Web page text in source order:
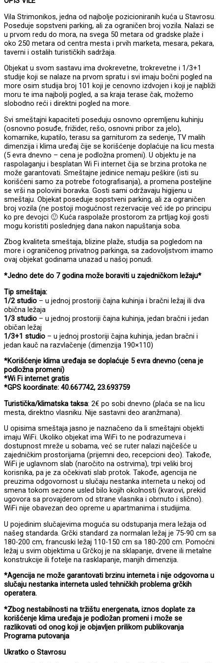
Vila Strimonikos, jedna od najbolje pozicioniranih kuća u Stavrosu.
Poseduje sopstveni parking, ali za ograničen broj vozila. Nalazi se
u prvom redu do mora, na svega 50 metara od gradske plaže i
oko 250 metara od centra mesta i prvih marketa, mesara, pekara,
taverni i ostalih turističkih sadržaja.
Objekat u svom sastavu ima dvokrevetne, trokrevetne i 1/3+1
studije koji se nalaze na prvom spratu i svi imaju bočni pogled na
more osim studija broj 101 koji je cenovno izdvojen i koji je najbliži
moru te ima najbolji pogled, a sa kraja terase čak, možemo
slobodno reći i direktni pogled na more.
Svi smeštajni kapaciteti poseduju osnovno opremljenu kuhinju
(osnovno posuđe, frižider, rešo, osnovni pribor za jelo),
komarnike, kupatilo, terasu sa garniturom za sedenje, TV malih
dimenzija i klima uređaj čije se korišćenje doplaćuje na licu mesta
(5 evra dnevno – cena je podložna promeni). U objektu je na
raspolaganju i besplatan Wi Fi internet čija se brzina protoka ne
može garantovati. Smeštajne jedinice nemaju peškire (isti su
korišćeni samo za potrebe fotografisanja), a promena posteljine
se vrši na polovini boravka. Gosti sami održavaju higijenu u
smeštaju. Objekat poseduje sopstveni parking, ali za ograničen
broj vozila (ne postoji mogućnost rezervacije već ide po principu
ko pre devojci 🙂 Kuća raspolaže prostorom za prtljag koji gosti
mogu koristiti poslednjeg dana nakon napuštanja soba.
Zbog kvaliteta smeštaja, blizine plaže, studija sa pogledom na
more i ograničenog privatnog parkinga, sa zadovoljstvom imamo
ovaj objekat godinama unazad u našoj ponudi.
*Jedno dete do 7 godina može boraviti u zajedničkom ležaju*
Tip smeštaja:
1/2 studio – u jednoj prostoriji čajna kuhinja i bračni ležaj ili dva
obična ležaja
1/3 studio – u jednoj prostoriji čajna kuhinja, jedan bračni i jedan
običan ležaj
1/3+1 studio – u jednoj prostoriji čajna kuhinja, jedan bračni i
jedan kauč na razvlačenje (dimenzija 190×110)
*Korišćenje klima uređaja se doplaćuje 5 evra dnevno (cena je
podložna promeni)
*Wi Fi internet gratis
*GPS koordinate: 40.667742, 23.693759
Turistička/klimatska taksa: 2€ po sobi dnevno (plaća se na licu
mesta, direktno vlasniku. Nije sastavni deo aranžmana).
U opisima smeštaja jasno je naznačeno da li smeštajni objekti
imaju WiFi. Ukoliko objekat ima WiFi to ne podrazumeva i
dostupnost mreže u sobama, već se ruter nalazi najčešće u
zajedničkim prostorijama (prijemni deo, recepcioni deo). Takođe,
WiFi je uglavnom slab (naročito na ostrvima), trpi veliki broj
korisnika, pa je za očekivati slab protok. Takođe, agencija ne
preuzima odgovornost u slučaju nestanka interneta u nekoj od
smena tokom sezone usled bilo kojih okolnosti (kvarovi, prekid
ugovora sa provajderom od strane vlasnika i obrnuto i slično).
WiFi nije obavezan deo opreme u apartmanima i studijima.
U pojedinim slučajevima moguća su odstupanja mera ležaja od
našeg standarda. Grčki standard za normalan ležaj je 75-90 cm sa
180-200 cm, francuski ležaj 110-150 cm sa 180-200 cm. Pomoćni
ležaj u svim objektima u Grčkoj je na sklapanje, drvene ili metalne
konstrukcije ili fotelje na rasklapanje, manjih dimenzija.
*Agencija ne može garantovati brzinu interneta i nije odgovorna u
slučaju nestanka interneta usled tehničkih problema grčkih
operatera.
*Zbog nestabilnosti na tržištu energenata, iznos doplate za
korišćenje klima uređaja je podložan promeni i može se
razlikovati od onog koji je objavljen prilikom publikovanja
Programa putovanja
Ukratko o Stavrosu